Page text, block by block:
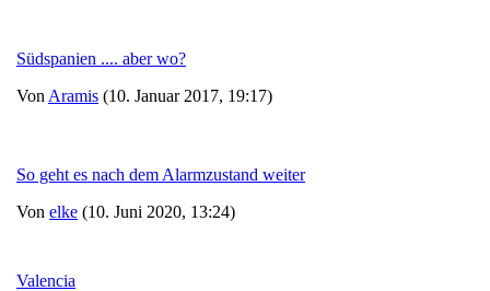
Südspanien .... aber wo?
Von Aramis (10. Januar 2017, 19:17)
So geht es nach dem Alarmzustand weiter
Von elke (10. Juni 2020, 13:24)
Valencia